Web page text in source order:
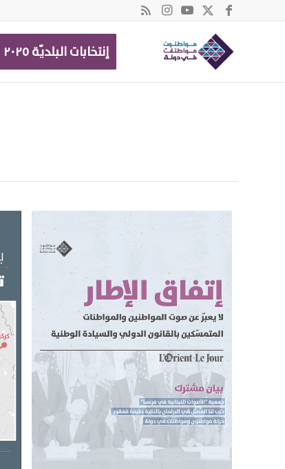
إنتخابات البلديّة ٢٠٢٥